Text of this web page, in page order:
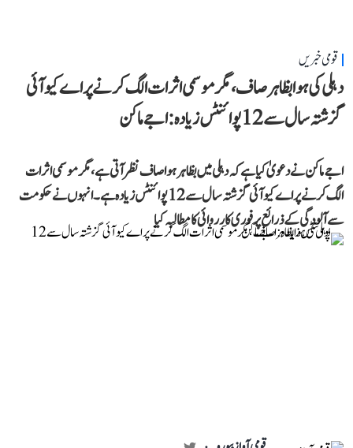
قومی خبریں
دہلی کی ہوا بظاہر صاف، مگر موسمی اثرات الگ کرنے پر اے کیو آئی
گزشتہ سال سے 12 پوائنٹس زیادہ: اجے ماکن
اجے ماکن نے دعویٰ کیا ہے کہ دہلی میں بظاہر ہوا صاف نظر آتی ہے، مگر موسمی اثرات
الگ کرنے پر اے کیو آئی گزشتہ سال سے 12 پوائنٹس زیادہ ہے۔ انہوں نے حکومت
سے آلودگی کے ذرائع پر فوری کارروائی کا مطالبہ کیا